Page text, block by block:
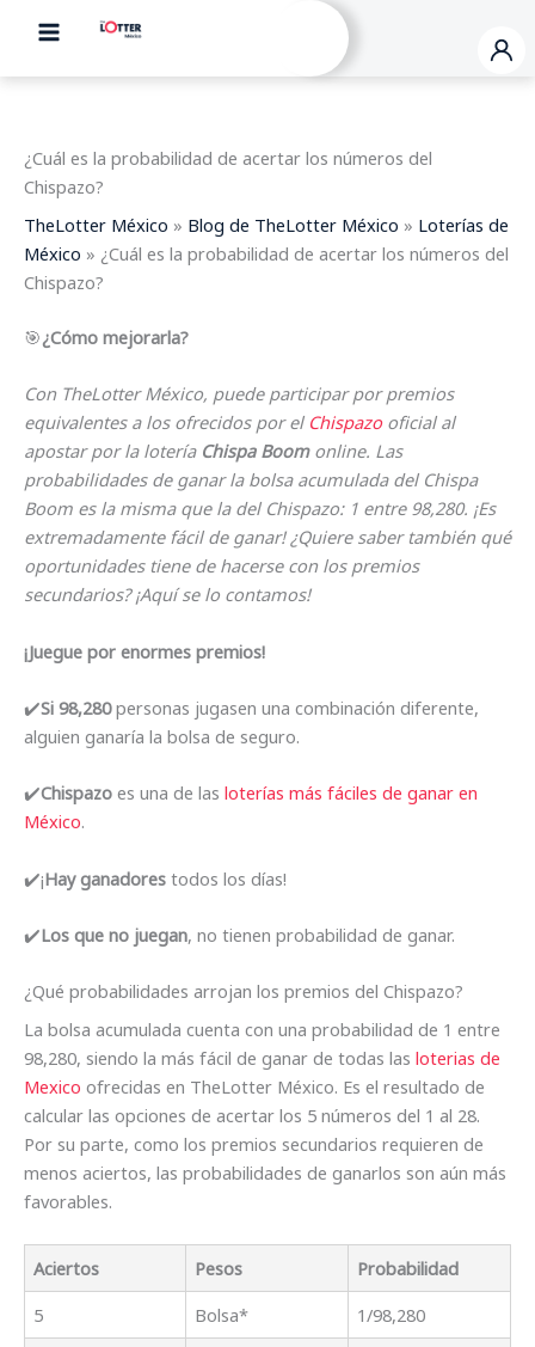
contenido
¿Cuál es la probabilidad de acertar los números del
Chispazo?
TheLotter México » Blog de TheLotter México » Loterías de
México » ¿Cuál es la probabilidad de acertar los números del
Chispazo?
🎯¿Cómo mejorarla?
Con TheLotter México, puede participar por premios
equivalentes a los ofrecidos por el Chispazooficial al
apostar por la lotería Chispa Boomonline. Las
probabilidades de ganar la bolsa acumulada del Chispa
Boom es la misma que la del Chispazo: 1 entre 98,280. ¡Es
extremadamente fácil de ganar! ¿Quiere saber también qué
oportunidades tiene de hacerse con los premios
secundarios? ¡Aquí se lo contamos!
¡Juegue por enormes premios!
✔️Si 98,280personas jugasen una combinación diferente,
alguien ganaría la bolsa de seguro.
✔️Chispazo es una de las loterías más fáciles de ganar en
México.
✔️¡Hay ganadores todos los días!
✔️Los que no juegan, no tienen probabilidad de ganar.
¿Qué probabilidades arrojan los premios del Chispazo?
La bolsa acumulada cuenta con una probabilidad de 1 entre
98,280, siendo la más fácil de ganar de todas las loterias de
Mexico ofrecidas en TheLotter México. Es el resultado de
calcular las opciones de acertar los 5 números del 1 al 28.
Por su parte, como los premios secundarios requieren de
menos aciertos, las probabilidades de ganarlos son aún más
favorables.
Aciertos Pesos
Probabilidad
5
Bolsa*
1/98,280